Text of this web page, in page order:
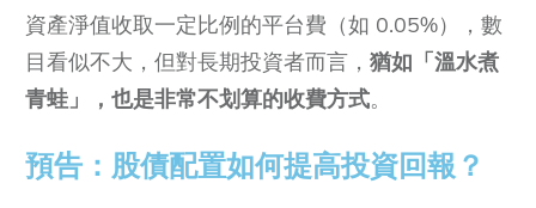
資產淨值收取一定比例的平台費（如 0.05%），數
目看似不大，但對長期投資者而言， 猶如「溫水煮
青蛙」，也是非常不划算的收費方式。
預告：股債配置如何提高投資回報？